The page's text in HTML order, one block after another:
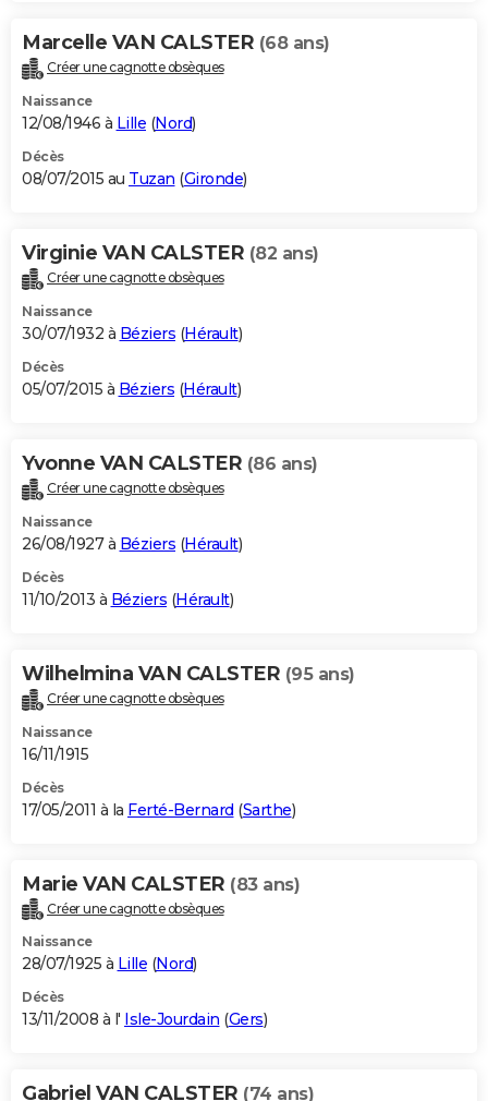
Marcelle VAN CALSTER (68 ans)
Créer une cagnotte obsèques
Naissance
12/08/1946 à Lille (Nord)
Décès
08/07/2015 au Tuzan (Gironde)
Virginie VAN CALSTER (82 ans)
Créer une cagnotte obsèques
Naissance
30/07/1932 à Béziers (Hérault)
Décès
05/07/2015 à Béziers (Hérault)
Yvonne VAN CALSTER (86 ans)
Créer une cagnotte obsèques
Naissance
26/08/1927 à Béziers (Hérault)
Décès
11/10/2013 à Béziers (Hérault)
Wilhelmina VAN CALSTER (95 ans)
Créer une cagnotte obsèques
Naissance
16/11/1915
Décès
17/05/2011 à la Ferté-Bernard (Sarthe)
Marie VAN CALSTER (83 ans)
Créer une cagnotte obsèques
Naissance
28/07/1925 à Lille (Nord)
Décès
13/11/2008 à l' Isle-Jourdain (Gers)
Gabriel VAN CALSTER (74 ans)